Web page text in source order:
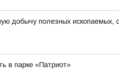
добычу полезных
в парке «Патриот»